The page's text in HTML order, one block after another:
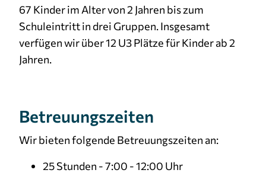
67 Kinder im Alter von 2 Jahren bis zum
Schuleintritt in drei Gruppen. Insgesamt
verfügen wir über 12 U3 Plätze für Kinder ab 2
Jahren.
Betreuungszeiten
Wir bieten folgende Betreuungszeiten an:
25 Stunden - 7:00 - 12:00 Uhr